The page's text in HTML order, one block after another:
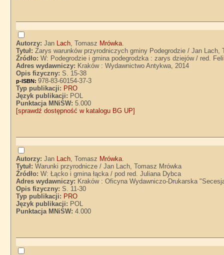
Autorzy:Jan Lach, Tomasz Mrówka.
Tytuł:Zarys warunków przyrodniczych gminy Podegrodzie / Jan Lach,
Źródło:W: Podegrodzie i gmina podegrodzka : zarys dziejów / red.
Adres wydawniczy: Kraków : Wydawnictwo Antykwa, 2014
Opis fizyczny:S. 15-38
p-ISBN:978-83-60154-37-3
Typ publikacji: PRO
Język publikacji: POL
Punktacja MNiSW:5.000
[sprawdź dostępność w katalogu BG UP]
Autorzy:Jan Lach, Tomasz Mrówka.
Tytuł:Warunki przyrodnicze / Jan Lach, Tomasz Mrówka
Źródło:W: Łącko i gmina łącka / pod red. Juliana Dybca
Adres wydawniczy: Kraków : Oficyna Wydawniczo-Drukarska
Opis fizyczny:S. 11-30
Typ publikacji: PRO
Język publikacji: POL
Punktacja MNiSW:4.000